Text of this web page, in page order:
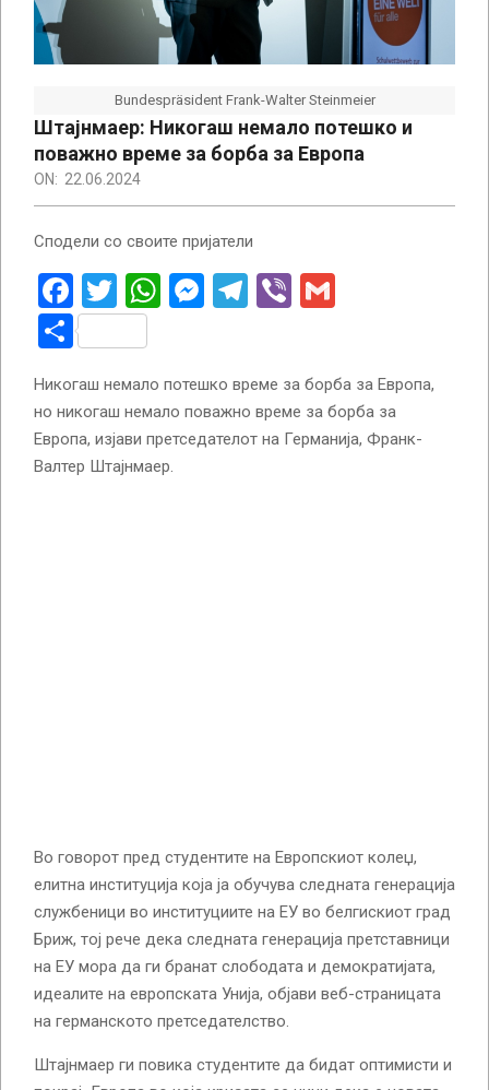
Bundespräsident Frank-Walter Steinmeier
Штајнмаер: Никогаш немало потешко и
поважно време за борба за Европа
ON: 22.06.2024
Сподели со своите пријатели
Facebook
Twitter
WhatsApp
Messenger
Telegram
Viber
Share
Никогаш немало потешко време за борба за Европа,
но никогаш немало поважно време за борба за
Европа, изјави претседателот на Германија, Франк-
Валтер Штајнмаер.
Во говорот пред студентите на Европскиот колеџ,
елитна институција која ја обучува следната генерација
службеници во институциите на ЕУ во белгискиот град
Бриж, тој рече дека следната генерација претставници
на ЕУ мора да ги бранат слободата и демократијата,
идеалите на европската Унија, објави веб-страницата
на германското претседателство.
Штајнмаер ги повика студентите да бидат оптимисти и